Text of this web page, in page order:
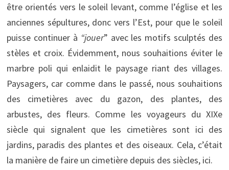
être orientés vers le soleil levant, comme l’église et les
anciennes sépultures, donc vers l’Est, pour que le soleil
puisse continuer à “jouer” avec les motifs sculptés des
stèles et croix. Évidemment, nous souhaitions éviter le
marbre poli qui enlaidit le paysage riant des villages.
Paysagers, car comme dans le passé, nous souhaitions
des cimetières avec du gazon, des plantes, des
arbustes, des fleurs. Comme les voyageurs du XIXe
siècle qui signalent que les cimetières sont ici des
jardins, paradis des plantes et des oiseaux. Cela, c’était
la manière de faire un cimetière depuis des siècles, ici.